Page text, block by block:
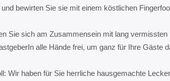
bewirten Sie sie mit einem köstlichen
Sie sich am Zusammensein mit lang vermissten
alle Hände frei, um ganz für Ihre Gäste
Wir haben für Sie herrliche hausgemachte